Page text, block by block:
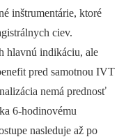
inštrumentárie, ktoré
ciev.
hlavnú indikáciu, ale
pred samotnou IVT
nemá prednosť
6-hodinovému
nasleduje až po